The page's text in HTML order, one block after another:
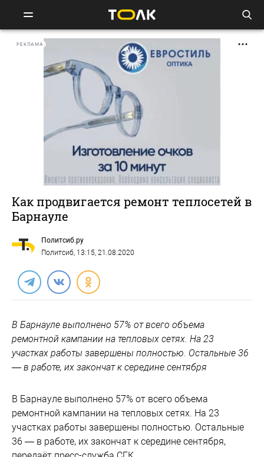
РЕКЛАМА
Как продвигается ремонт теплосетей в
Барнауле
Политсиб.ру
Политсиб, 13:15, 21.08.2020
В Барнауле выполнено 57% от всего объема
ремонтной кампании на тепловых сетях. На 23
участках работы завершены полностью. Остальные 36
— в работе, их закончат к середине сентября
В Барнауле выполнено 57% от всего объема
ремонтной кампании на тепловых сетях. На 23
участках работы завершены полностью. Остальные
36 — в работе, их закончат к середине сентября,